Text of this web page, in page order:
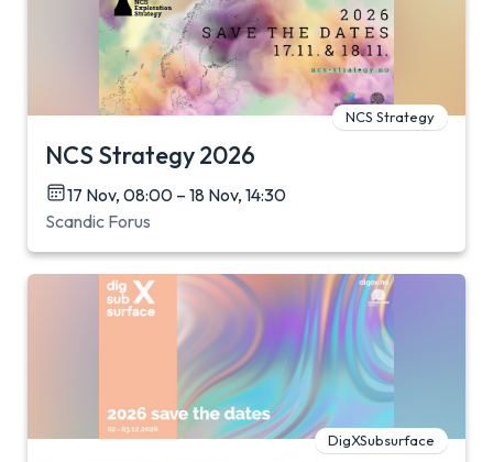
NCS Strategy
NCS Strategy 2026
17 Nov, 08:00 – 18 Nov, 14:30
Scandic Forus
DigXSubsurface